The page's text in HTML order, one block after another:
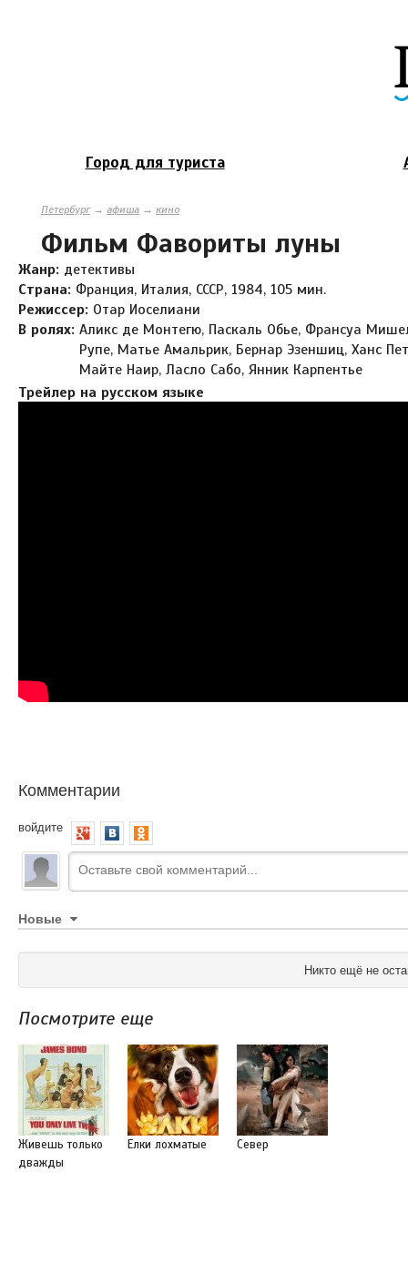
Город для туриста
Петербург→ афиша → кино
Фильм Фавориты луны
Жанр: детективы
Страна: Франция, Италия, СССР, 1984, 105 мин.
Режиссер: Отар Иоселиани
В ролях: Аликс де Монтегю, Паскаль Обье, Франсуа
Рупе, Матье Амальрик, Бернар Эзеншиц, Ханс
Майте Наир, Ласло Сабо, Янник Карпентье
Трейлер на русском языке
Комментарии
войдите
Новые
Никто ещё не
Посмотрите еще
Живешь только
дважды
Елки лохматые Север